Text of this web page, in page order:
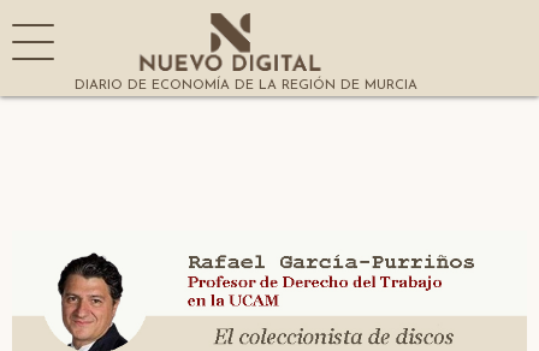
DIARIO DE ECONOMÍA DE LA REGIÓN DE MURCIA